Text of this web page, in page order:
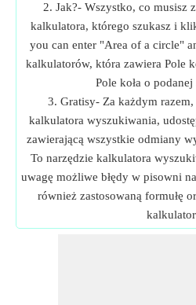
2. Jak?- Wszystko, co musisz
kalkulatora, którego szukasz i
you can enter "Area of a circle"
kalkulatorów, która zawiera Pole
Pole koła o
3. Gratisy- Za każdym
kalkulatora wyszukiwania,
zawierającą wszystkie odmiany
To narzędzie kalkulatora
uwagę możliwe błędy w pisowni
również zastosowaną formułę